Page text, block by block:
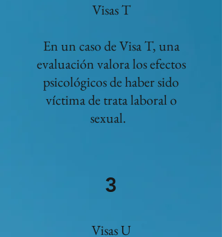
Visas T
En un caso de Visa T, una
evaluación valora los efectos
psicológicos de haber sido
víctima de trata laboral o
sexual.
3
Visas U